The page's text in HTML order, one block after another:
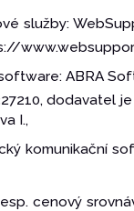
služby:
ABRA
I.,
komunikační
cenový